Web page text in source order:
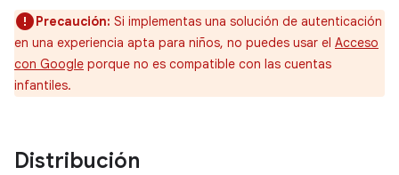
Precaución: Si implementas una solución de autenticación
en una experiencia apta para niños, no puedes usar el Acceso
con Google porque no es compatible con las cuentas
infantiles.
Distribución